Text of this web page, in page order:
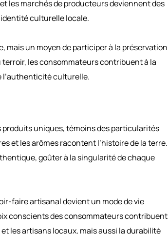
les marchés de producteurs deviennent des
culturelle locale.
mais un moyen de participer à la préservation
les consommateurs contribuent à la
l’authenticité culturelle.
produits uniques, témoins des particularités
et les arômes racontent l’histoire de la terre.
goûter à la singularité de chaque
faire artisanal devient un mode de vie
conscients des consommateurs contribuent
les artisans locaux, mais aussi la durabilité